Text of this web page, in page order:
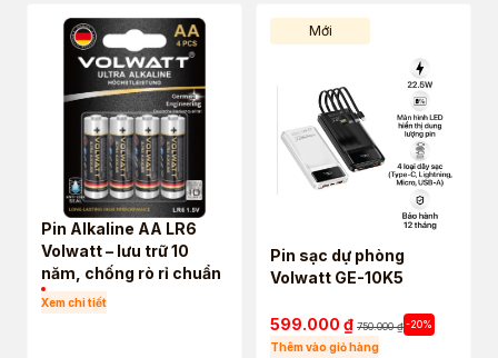
Pin Alkaline AA LR6
Volwatt – lưu trữ 10
năm, chống rò rỉ chuẩn
Đức
Xem chi tiết
Mới
Pin sạc dự phòng
Volwatt GE-10K5
599.000 ₫ 750.000₫-20%
Thêm vào giỏ hàng